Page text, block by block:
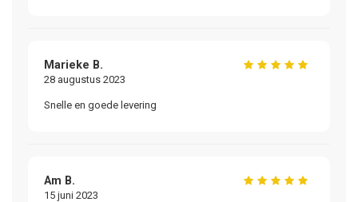
Marieke B.
28 augustus 2023
Snelle en goede levering
Am B.
15 juni 2023